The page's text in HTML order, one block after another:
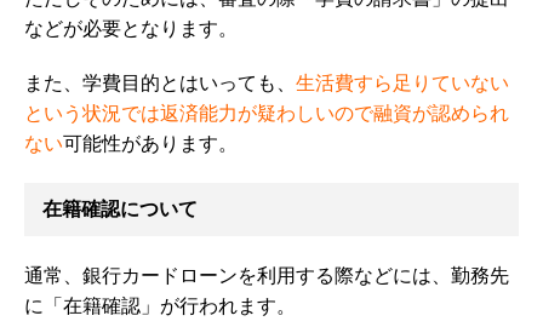
などが必要となります。
また、学費目的とはいっても、 生活費すら足りていない
という状況では返済能力が疑わしいので融資が認められ
ない可能性があります。
在籍確認について
通常、銀行カードローンを利用する際などには、勤務先
に「在籍確認」が行われます。